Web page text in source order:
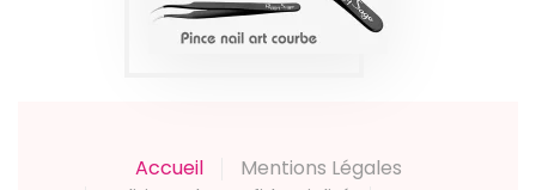
Accueil
Mentions Légales